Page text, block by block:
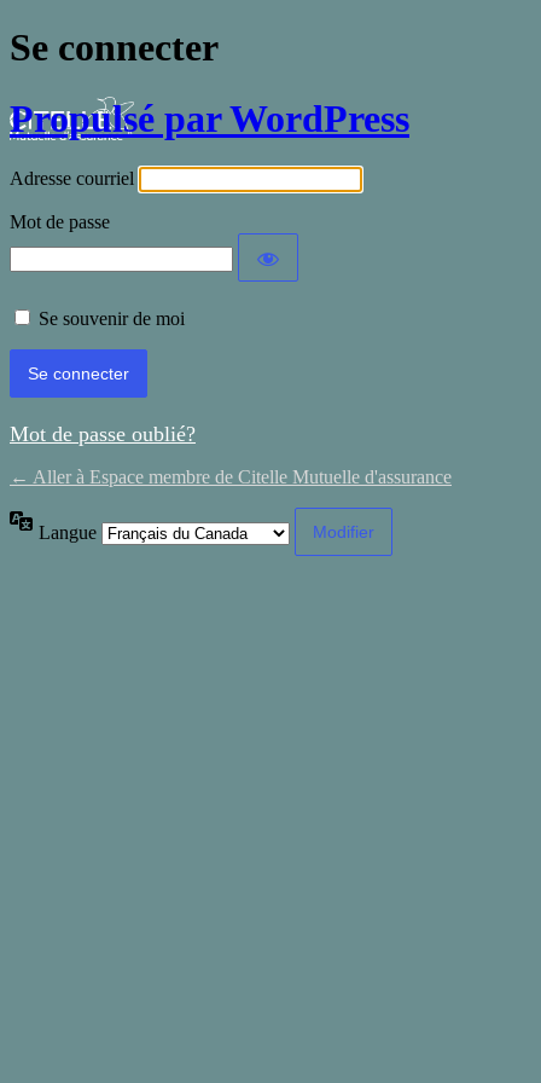
Se connecter
Propulsé par WordPress
Adresse courriel
Mot de passe
Se souvenir de moi
Mot de passe oublié?
← Aller à Espace membre de Citelle Mutuelle d'assurance
Langue